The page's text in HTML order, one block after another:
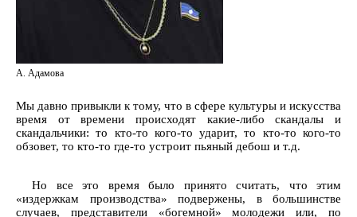
А. Адамова
Мы давно привыкли к тому, что в сфере культуры и искусства
время от времени происходят какие-либо скандалы и
скандальчики: то кто-то кого-то ударит, то кто-то кого-то
обзовет, то кто-то где-то устроит пьяный дебош и т.д.
Но все это время было принято считать, что этим
«издержкам производства» подвержены, в большинстве
случаев, представители «богемной» молодежи или, по